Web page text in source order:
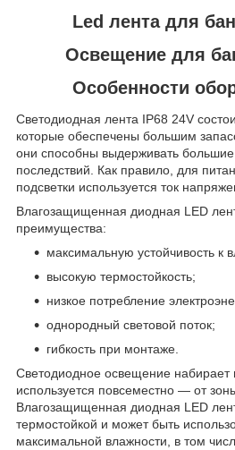
Led лента для
Освещение для
Особенности
Светодиодная лента IP68 24V
которые обеспечены большим
они способны выдерживать
последствий. Как правило, для
подсветки используется ток
Влагозащищенная диодная LED
преимущества:
максимальную устойчивость к
высокую термостойкость;
низкое потребление
однородный световой поток;
гибкость при монтаже.
Светодиодное освещение набирает
используется повсеместно — от
Влагозащищенная диодная LED
термостойкой и может быть
максимальной влажности, в том